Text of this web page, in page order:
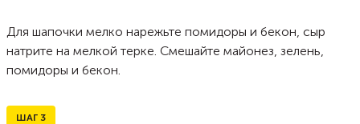
Для шапочки мелко нарежьте помидоры и бекон, сыр
натрите на мелкой терке. Смешайте майонез, зелень,
помидоры и бекон.
ШАГ 3